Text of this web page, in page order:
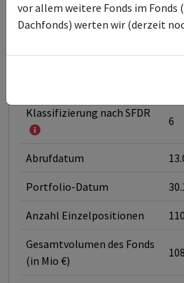
Typ des Fonds
Klassifizierung nach SFDR
6
Abrufdatum
Portfolio-Datum
Anzahl Einzelpositionen 110
Gesamtvolumen des Fonds
(in Mio €)
vor allem weitere Fonds im Fonds
Dachfonds) werten wir (derzeit